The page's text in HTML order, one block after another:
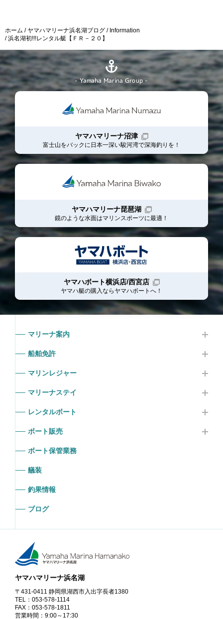
ホーム ヤマハマリーナ浜名湖ブログ
Information
浜名湖初!!!レンタル艇【ＦＲ－２０】
- Yamaha Marina Group -
ヤマハマリーナ沼津
富士山をバックに日本一深い駿河湾で深海釣りを！
ヤマハマリーナ琵琶湖
鏡のような水面はマリンスポーツに最適！
ヤマハボート横浜店/西宮店
ヤマハ艇の購入ならヤマハボート へ！
マリーナ案内
船舶免許
マリンレジャー
マリーナステイ
レンタルボート
ボート販売
ボート保管業務
艤装
釣果情報
ブログ
ヤマハマリーナ浜名湖
〒431-0411 静岡県湖西市入出字長者1380
TEL：053-578-1114
FAX：053-578-1811
営業時間：9:00～17:30